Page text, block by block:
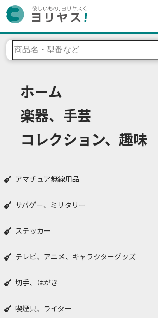
ホーム
楽器、手芸
コレクション、趣味
アマチュア無線用品
サバゲー、ミリタリー
ステッカー
テレビ、アニメ、キャラクターグッズ
切手、はがき
喫煙具、ライター